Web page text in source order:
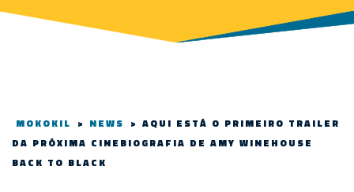
MOKOKIL > NEWS > AQUI ESTÁ O PRIMEIRO TRAILER
DA PRÓXIMA CINEBIOGRAFIA DE AMY WINEHOUSE
BACK TO BLACK